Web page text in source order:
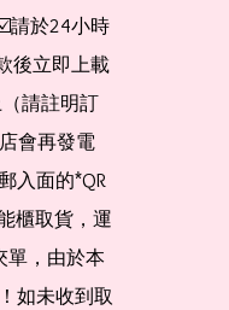
請於24小時
後立即上載
請註明訂
會再發電
入面的*QR
櫃取貨，運
單，由於本
如未收到取